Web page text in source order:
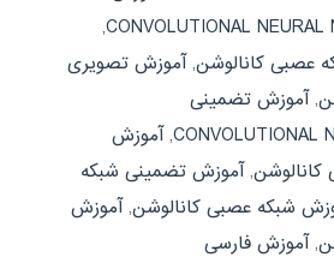
,
عصبی کانالوشن,آموزش تصویری
,آموزش تضمینی
CONVOLUTIONAL
,آموزش
,آموزش تضمینی شبکه
شبکه عصبی کانالوشن,آموزش
,آموزش فارسی